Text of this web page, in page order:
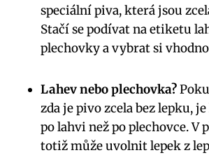
speciální piva, která jsou
Stačí se podívat na etiketu
plechovky a vybrat si
Lahev nebo plechovka?
zda je pivo zcela bez lepku,
po lahvi než po plechovce. V
totiž může uvolnit lepek z